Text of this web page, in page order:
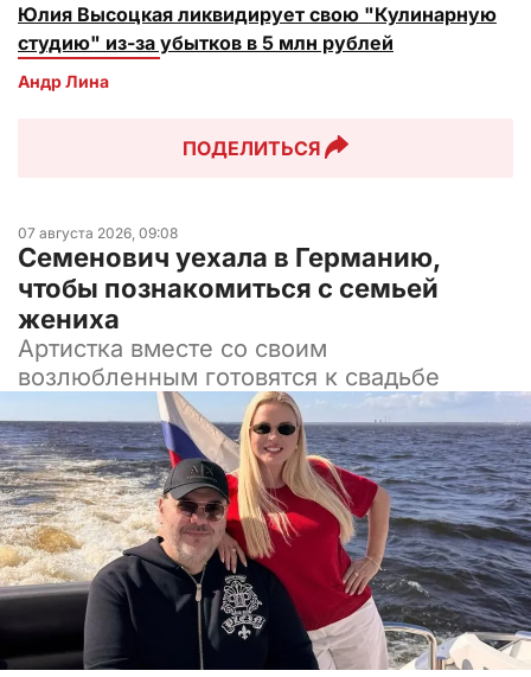
Юлия Высоцкая ликвидирует свою "Кулинарную
студию" из-за убытков в 5 млн рублей
Андр Лина
ПОДЕЛИТЬСЯ
07 августа 2026, 09:08
Семенович уехала в Германию,
чтобы познакомиться с семьей
жениха
Артистка вместе со своим
возлюбленным готовятся к свадьбе